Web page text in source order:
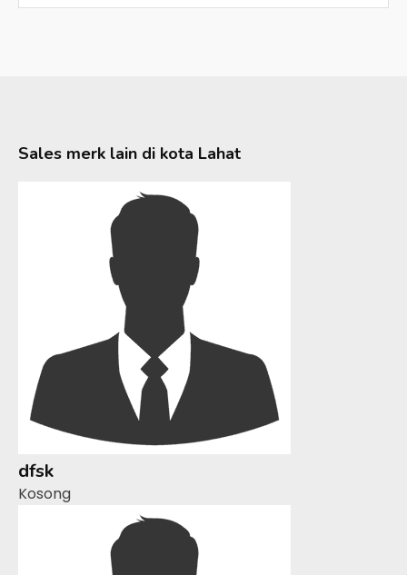
Sales merk lain di kota Lahat
dfsk
Kosong